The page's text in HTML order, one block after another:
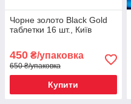
Чорне золото Black Gold
таблетки 16 шт., Київ
450 ₴/упаковка
650 ₴/упаковка
Купити